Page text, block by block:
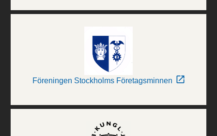
Föreningen Stockholms Företagsminnen